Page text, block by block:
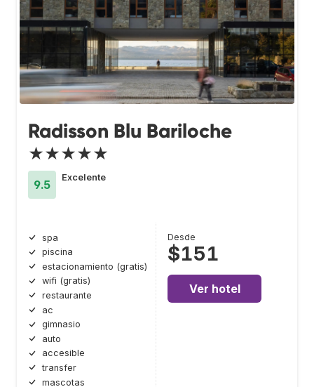
Radisson Blu Bariloche
★★★★★
9.5
Excelente
spa
piscina
estacionamiento (gratis)
wifi (gratis)
restaurante
ac
gimnasio
auto
accesible
transfer
mascotas
Desde
$151
Ver hotel